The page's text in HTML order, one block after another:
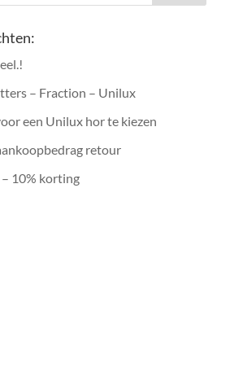
– Fraction – Unilux
een Unilux hor te kiezen
retour
10% korting